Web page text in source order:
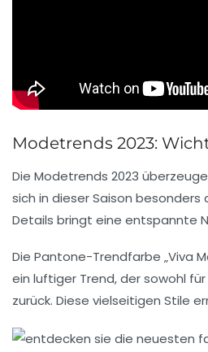
Modetrends 2023:
Die Modetrends 2023
sich in dieser Saison
Details bringt eine entspannte
Die Pantone-Trendfarbe „Viva
ein luftiger Trend, der sowohl
zurück. Diese vielseitigen Stile